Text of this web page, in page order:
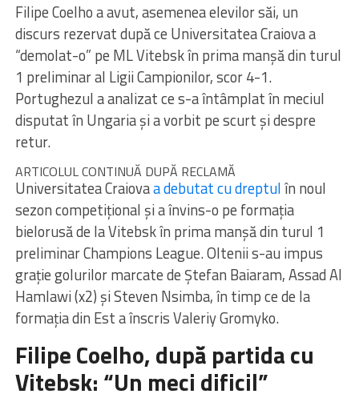
Filipe Coelho a avut, asemenea elevilor săi, un
discurs rezervat după ce Universitatea Craiova a
“demolat-o” pe ML Vitebsk în prima manșă din turul
1 preliminar al Ligii Campionilor, scor 4-1.
Portughezul a analizat ce s-a întâmplat în meciul
disputat în Ungaria și a vorbit pe scurt și despre
retur.
ARTICOLUL CONTINUĂ DUPĂ RECLAMĂ
Universitatea Craiovaa debutat cu dreptulîn noul
sezon competițional și a învins-o pe formația
bielorusă de la Vitebsk în prima manșă din turul 1
preliminar Champions League. Oltenii s-au impus
grație golurilor marcate de Ștefan Baiaram, Assad Al
Hamlawi (x2) și Steven Nsimba, în timp ce de la
formația din Est a înscris Valeriy Gromyko.
Filipe Coelho, după partida cu
Vitebsk: “Un meci dificil”